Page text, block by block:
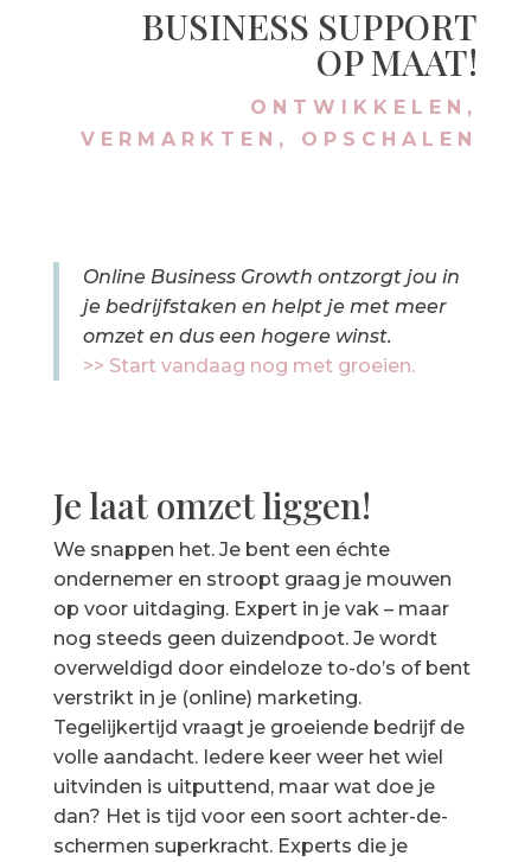
BUSINESS SUPPORT
OP MAAT!
ONTWIKKELEN,
VERMARKTEN, OPSCHALEN
Online Business Growth ontzorgt jou in
je bedrijfstaken en helpt je met meer
omzet en dus een hogere winst.
>> Start vandaag nog met groeien.
Je laat omzet liggen!
We snappen het. Je bent een échte
ondernemer en stroopt graag je mouwen
op voor uitdaging. Expert in je vak – maar
nog steeds geen duizendpoot. Je wordt
overweldigd door eindeloze to-do’s of bent
verstrikt in je (online) marketing.
Tegelijkertijd vraagt je groeiende bedrijf de
volle aandacht. Iedere keer weer het wiel
uitvinden is uitputtend, maar wat doe je
dan? Het is tijd voor een soort achter-de-
schermen superkracht. Experts die je